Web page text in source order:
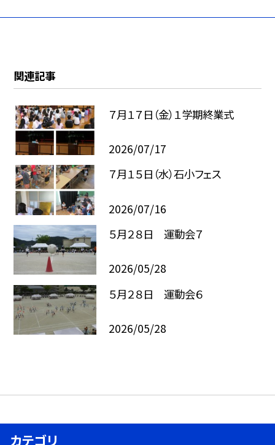
関連記事
７月１７日（金）１学期終業式
2026/07/17
７月１５日（水）石小フェス
2026/07/16
５月２８日 運動会７
2026/05/28
５月２８日 運動会６
2026/05/28
カテゴリ